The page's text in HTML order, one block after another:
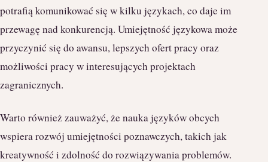
potrafią komunikować się w kilku językach, co daje im
przewagę nad konkurencją. Umiejętność językowa może
przyczynić się do awansu, lepszych ofert pracy oraz
możliwości pracy w interesujących projektach
zagranicznych.
Warto również zauważyć, że nauka języków obcych
wspiera rozwój umiejętności poznawczych, takich jak
kreatywność i zdolność do rozwiązywania problemów.